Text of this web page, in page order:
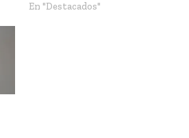
En "Destacados"